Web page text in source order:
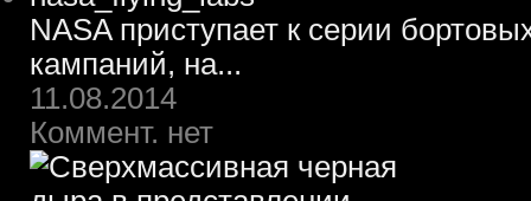
NASA приступает к серии
кампаний, на...
11.08.2014
Коммент. нет